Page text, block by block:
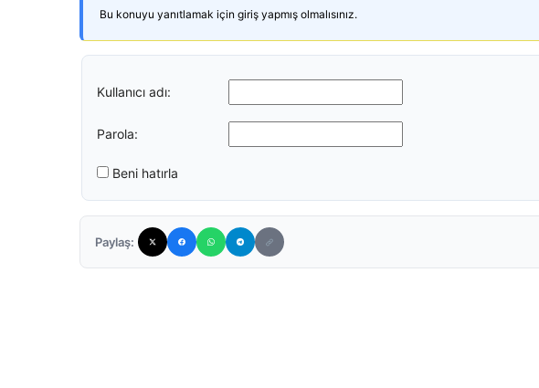
Bu konuyu yanıtlamak için giriş yapmış olmalısınız.
Kullanıcı adı:
Parola:
Beni hatırla
Paylaş: